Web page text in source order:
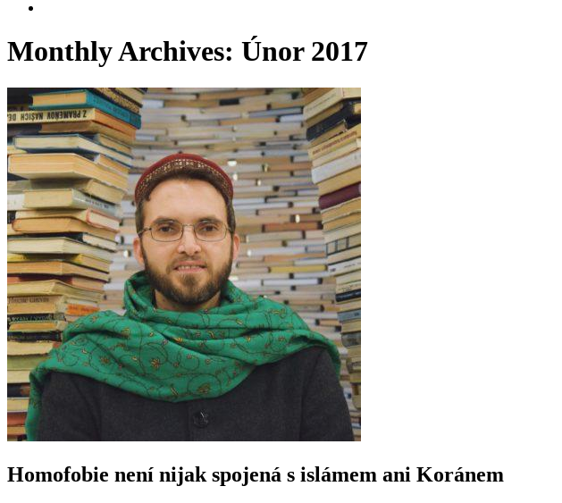
Monthly Archives: Únor 2017
Homofobie není nijak spojená s islámem ani Koránem